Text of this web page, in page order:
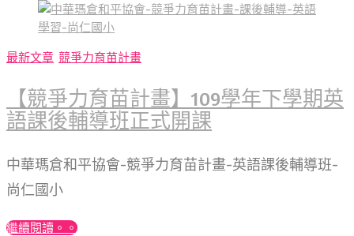
最新文章 競爭力育苗計畫
【競爭力育苗計畫】109學年下學期英
語課後輔導班正式開課
中華瑪倉和平協會-競爭力育苗計畫-英語課後輔導班-
尚仁國小
繼續閱讀。。